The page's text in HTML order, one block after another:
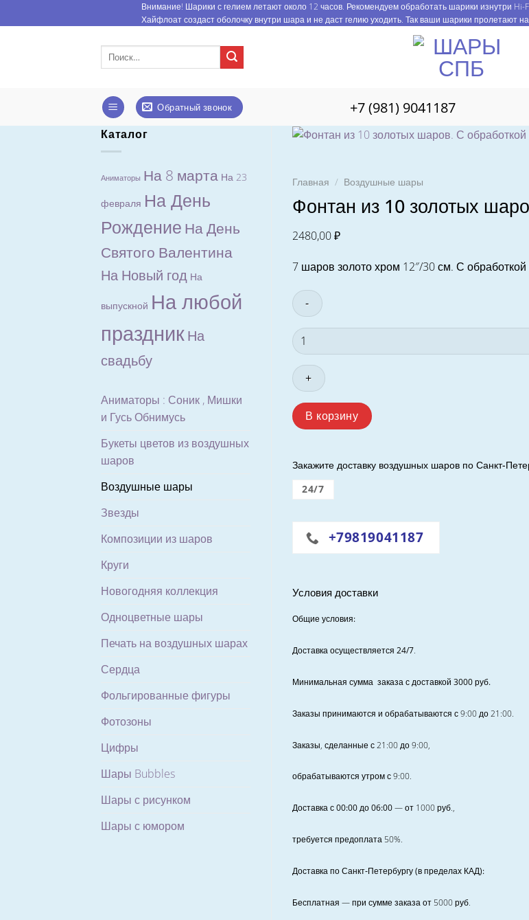
to
Внимание! Шарики с гелием летают около 12 часов. Рекомендуем обработать шарики изнутри
Хайфлоат создаст оболочку внутри шара и не даст гелию уходить. Так ваши шарики пролетают
Искать:
Обратный звонок +7 (981) 9041187
Каталог
Аниматоры На 8 марта На 23
февраля На День
Рождение На День
Святого Валентина
На Новый год На
выпускной На любой
праздникНа
свадьбу
Аниматоры : Соник , Мишки
и Гусь Обнимусь
Букеты цветов из воздушных
шаров
Воздушные шары
Звезды
Композиции из шаров
Круги
Новогодняя коллекция
Одноцветные шары
Печать на воздушных шарах
Сердца
Фольгированные фигуры
Фотозоны
Цифры
Шары Bubbles
Шары с рисунком
Шары с юмором
Главная / Воздушные шары
Фонтан из 10 золотых
2480,00₽
7 шаров золото хром 12″/30 см. С
Количество
товара
Фонтан
из
золотых
шаров.
обработкой
Float.
В корзину
Закажите доставку воздушных шаров по Санкт-
24/7
+79819041187
Условия доставки
Общие условия:
Доставка осуществляется 24/7.
Минимальная сумма заказа с доставкой 3000 руб.
Заказы принимаются и обрабатываются с 9:00 до 21:00.
Заказы, сделанные с 21:00 до 9:00,
обрабатываются утром с 9:00.
Доставка с 00:00 до 06:00— от 1000руб.,
требуется предоплата 50%.
Доставка по Санкт‑Петербургу (в пределах КАД):
Бесплатная — при сумме заказа от 5000руб.